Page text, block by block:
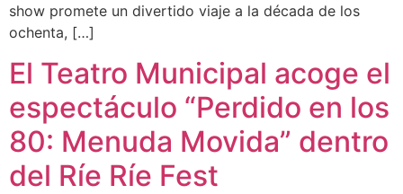
show promete un divertido viaje a la década de los
ochenta, […]
El Teatro Municipal acoge el
espectáculo “Perdido en los
80: Menuda Movida” dentro
del Ríe Ríe Fest